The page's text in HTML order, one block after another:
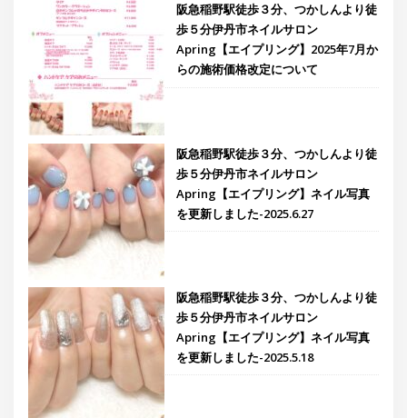
阪急稲野駅徒歩３分、つかしんより徒
歩５分伊丹市ネイルサロン
Apring【エイプリング】2025年7月か
らの施術価格改定について
阪急稲野駅徒歩３分、つかしんより徒
歩５分伊丹市ネイルサロン
Apring【エイプリング】ネイル写真
を更新しました-2025.6.27
阪急稲野駅徒歩３分、つかしんより徒
歩５分伊丹市ネイルサロン
Apring【エイプリング】ネイル写真
を更新しました-2025.5.18